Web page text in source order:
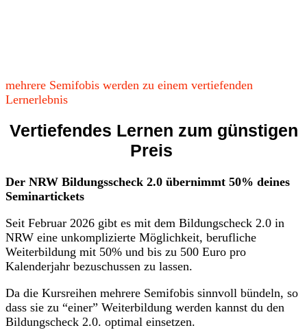
mehrere Semifobis werden zu einem vertiefenden
Lernerlebnis
Vertiefendes Lernen zum günstigen
Preis
Der NRW Bildungsscheck 2.0 übernimmt 50% deines
Seminartickets
Seit Februar 2026 gibt es mit dem Bildungscheck 2.0 in
NRW eine unkomplizierte Möglichkeit, berufliche
Weiterbildung mit 50% und bis zu 500 Euro pro
Kalenderjahr bezuschussen zu lassen.
Da die Kursreihen mehrere Semifobis sinnvoll bündeln, so
dass sie zu “einer” Weiterbildung werden kannst du den
Bildungscheck 2.0. optimal einsetzen.